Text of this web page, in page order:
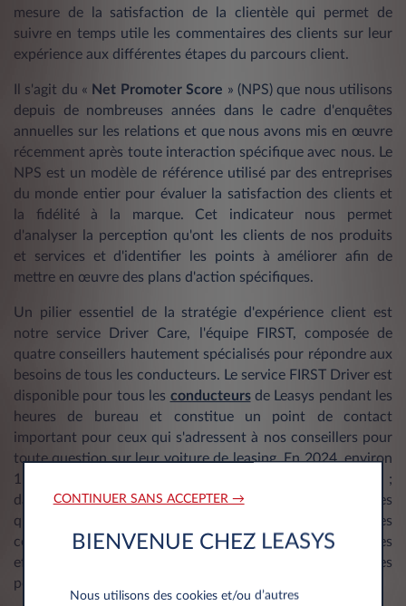
mesure de la satisfaction de la clientèle qui permet de
suivre en temps utile les commentaires des clients sur leur
expérience aux différentes étapes du parcours client.
Il s'agit du « Net Promoter Score » (NPS) que nous utilisons
depuis de nombreuses années dans le cadre d'enquêtes
annuelles sur les relations et que nous avons mis en œuvre
récemment après toute interaction spécifique avec nous. Le
NPS est un modèle de référence utilisé par des entreprises
du monde entier pour évaluer la satisfaction des clients et
la fidélité à la marque. Cet indicateur nous permet
d'analyser la perception qu'ont les clients de nos produits
et services et d'identifier les points à améliorer afin de
mettre en œuvre des plans d'action spécifiques.
Un pilier essentiel de la stratégie d'expérience client est
notre service Driver Care, l'équipe FIRST, composée de
quatre conseillers hautement spécialisés pour répondre aux
besoins de tous les conducteurs. Le service FIRST Driver est
disponible pour tous les conducteursde Leasys pendant les
heures de bureau et constitue un point de contact
important pour ceux qui s'adressent à nos conseillers pour
toute question sur leur voiture de leasing. En 2024, environ
15 000 demandes ont été traitées par appel ou par email ;
dans 80% des cas dans les 5 jours ouvrables Toutes les
questions quotidiennes relatives à la location des
conducteurs de Leasys peuvent donc être traitées
efficacement et sans avoir besoin de contacts multiples
pour une meilleure expérience client.
CONTINUER SANS ACCEPTER →
BIENVENUE CHEZ LEASYS
Nous utilisons des cookies et/ou d’autres